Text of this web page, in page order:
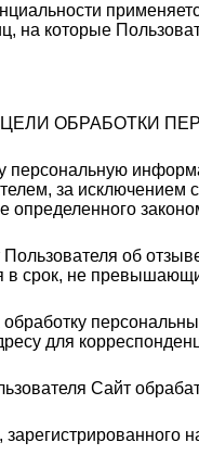
на которые
ЦЕЛИ ОБРАБОТКИ
персональную
за исключением
об
в срок, не
для
Сайт